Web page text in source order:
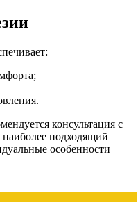
консультация с
подходящий
особенности